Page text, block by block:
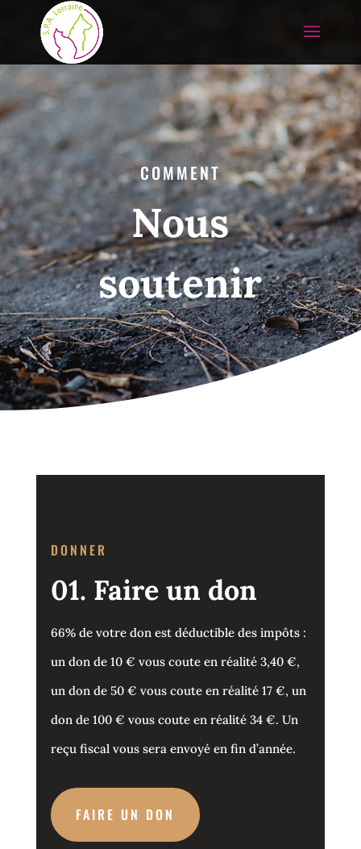
COMMENT
Nous
soutenir
DONNER
01. Faire un don
66% de votre don est déductible des impôts :
un don de 10 € vous coute en réalité 3,40 €,
un don de 50 € vous coute en réalité 17 €, un
don de 100 € vous coute en réalité 34 €. Un
reçu fiscal vous sera envoyé en fin d’année.
FAIRE UN DON